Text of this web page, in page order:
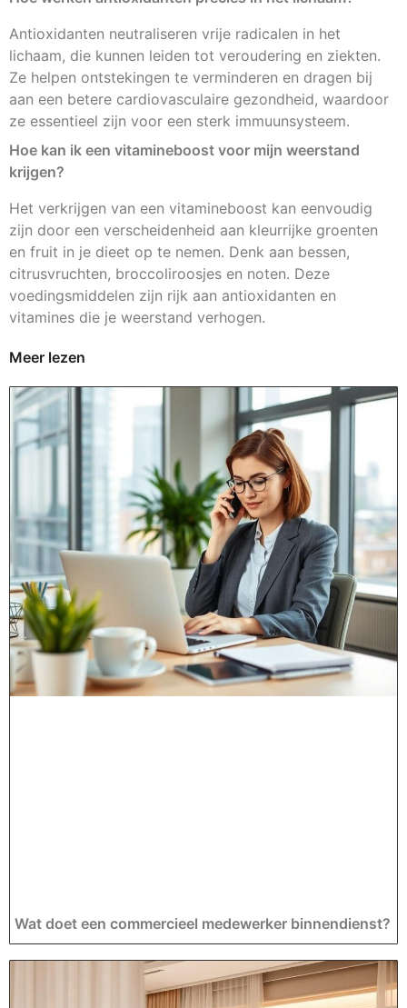
Antioxidanten neutraliseren vrije radicalen in het
lichaam, die kunnen leiden tot veroudering en ziekten.
Ze helpen ontstekingen te verminderen en dragen bij
aan een betere cardiovasculaire gezondheid, waardoor
ze essentieel zijn voor een sterk immuunsysteem.
Hoe kan ik een vitamineboost voor mijn weerstand
krijgen?
Het verkrijgen van een vitamineboost kan eenvoudig
zijn door een verscheidenheid aan kleurrijke groenten
en fruit in je dieet op te nemen. Denk aan bessen,
citrusvruchten, broccoliroosjes en noten. Deze
voedingsmiddelen zijn rijk aan antioxidanten en
vitamines die je weerstand verhogen.
Meer lezen
Wat doet een commercieel medewerker binnendienst?